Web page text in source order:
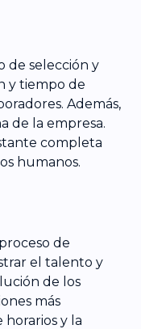
de selección y
y tiempo de
Además,
de la empresa.
completa
humanos.
de
el talento y
de los
más
horarios y la